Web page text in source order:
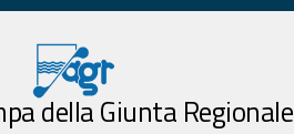
della Giunta Regionale